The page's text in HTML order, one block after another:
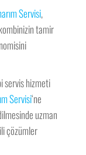
Servisi,
tamir
servis hizmeti
Servisi‘ne
uzman
çözümler